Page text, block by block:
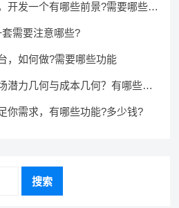
开发一个有哪些前景?需要哪些费
需要注意哪些?
，如何做?需要哪些功能
潜力几何与成本几何？有哪些前
你需求，有哪些功能?多少钱?
搜索